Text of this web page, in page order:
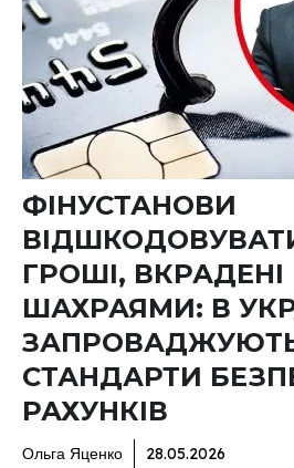
ФІНУСТАНОВИ
ГРОШІ, ВКРАДЕНІ
ШАХРАЯМИ: В
СТАНДАРТИ
РАХУНКІВ
Ольга Яценко 28.05.2026